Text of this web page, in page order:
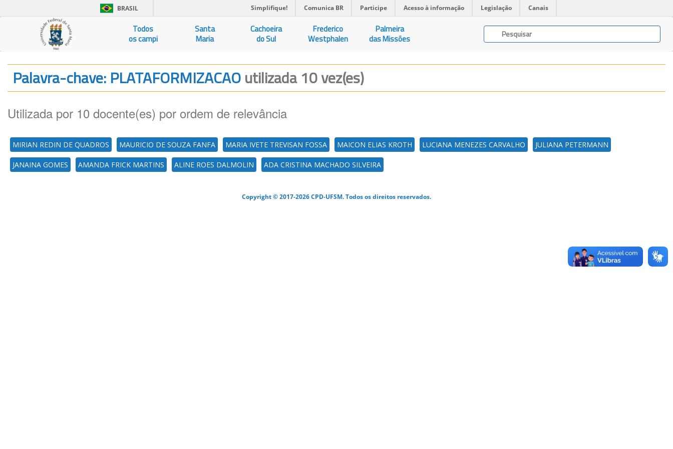
BRASIL Simplifique! Comunica BR Participe Acesso à informação Legislação Canais
Todos
os campi
Santa
Maria
Cachoeira
do Sul
Frederico
Westphalen
Palmeira
das Missões
Palavra-chave: PLATAFORMIZACAOutilizada 10 vez(es)
Utilizada por 10 docente(es) por ordem de relevância
MIRIAN REDIN DE QUADROS MAURICIO DE SOUZA FANFA MARIA IVETE TREVISAN FOSSA MAICON ELIAS KROTH LUCIANA MENEZES CARVALHO JULIANA PETERMANN
JANAINA GOMES AMANDA FRICK MARTINS ALINE ROES DALMOLIN ADA CRISTINA MACHADO SILVEIRA
Copyright © 2017-2026 CPD-UFSM. Todos os direitos reservados.